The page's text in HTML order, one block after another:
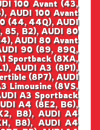
100 Avant (43,
AUDI 100 Avant
(44, 44Q), AUDI
85, B2), AUDI 80
AUDI 80 Avant
90 (89, 89Q,
Sportback (8XA,
AUDI A3 (8P1),
(8P7), AUDI
Limousine (8VS,
A3 Sportback
A4 (8E2, B6),
B8), AUDI A4
B8), AUDI A4